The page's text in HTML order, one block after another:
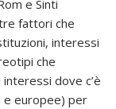
e Sinti
fattori che
interessi
che
dove c’è
e europee) per